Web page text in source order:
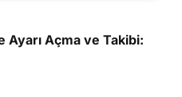
Ayarı Açma ve Takibi: